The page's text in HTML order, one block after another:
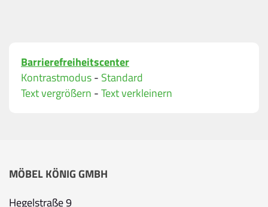
Barrierefreiheitscenter
Kontrastmodus- Standard
Text vergrößern -Text verkleinern
MÖBEL KÖNIG GMBH
Hegelstraße 9
Bitte geben Sie eine gültige E-Mail-Adresse ein.
Telefon*